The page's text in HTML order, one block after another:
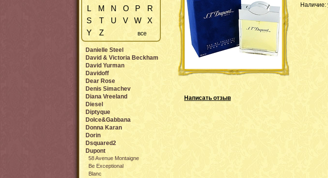
Наличие:
Написать отзыв
L
M N O P
R
S
T U V W
X
Y
Z все
Danielle Steel
David & Victoria Beckham
David Yurman
Davidoff
Dear Rose
Denis Simachev
Diana Vreeland
Diesel
Diptyque
Dolce&Gabbana
Donna Karan
Dorin
Dsquared2
Dupont
58 Avenue Montaigne
Be Exceptional
Blanc